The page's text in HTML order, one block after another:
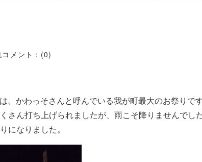
コメント： (0)
かわっそさんと呼んでいる我が町最大のお祭りで
さん打ち上げられましたが、雨こそ降りませんでした
になりました。